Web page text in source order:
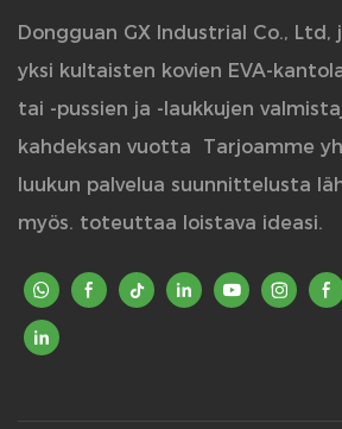
Dongguan GX Industrial Co., Ltd,
yksi kultaisten kovien EVA-
tai -pussien ja -laukkujen
kahdeksan vuotta
Tarjoamme
luukun palvelua suunnittelusta
myös. toteuttaa loistava ideasi.